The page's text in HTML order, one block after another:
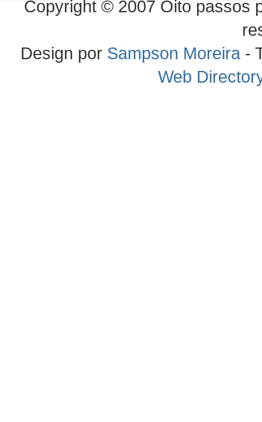
Copyright © 2007 Oito passos
Design por Sampson Moreira -
Web